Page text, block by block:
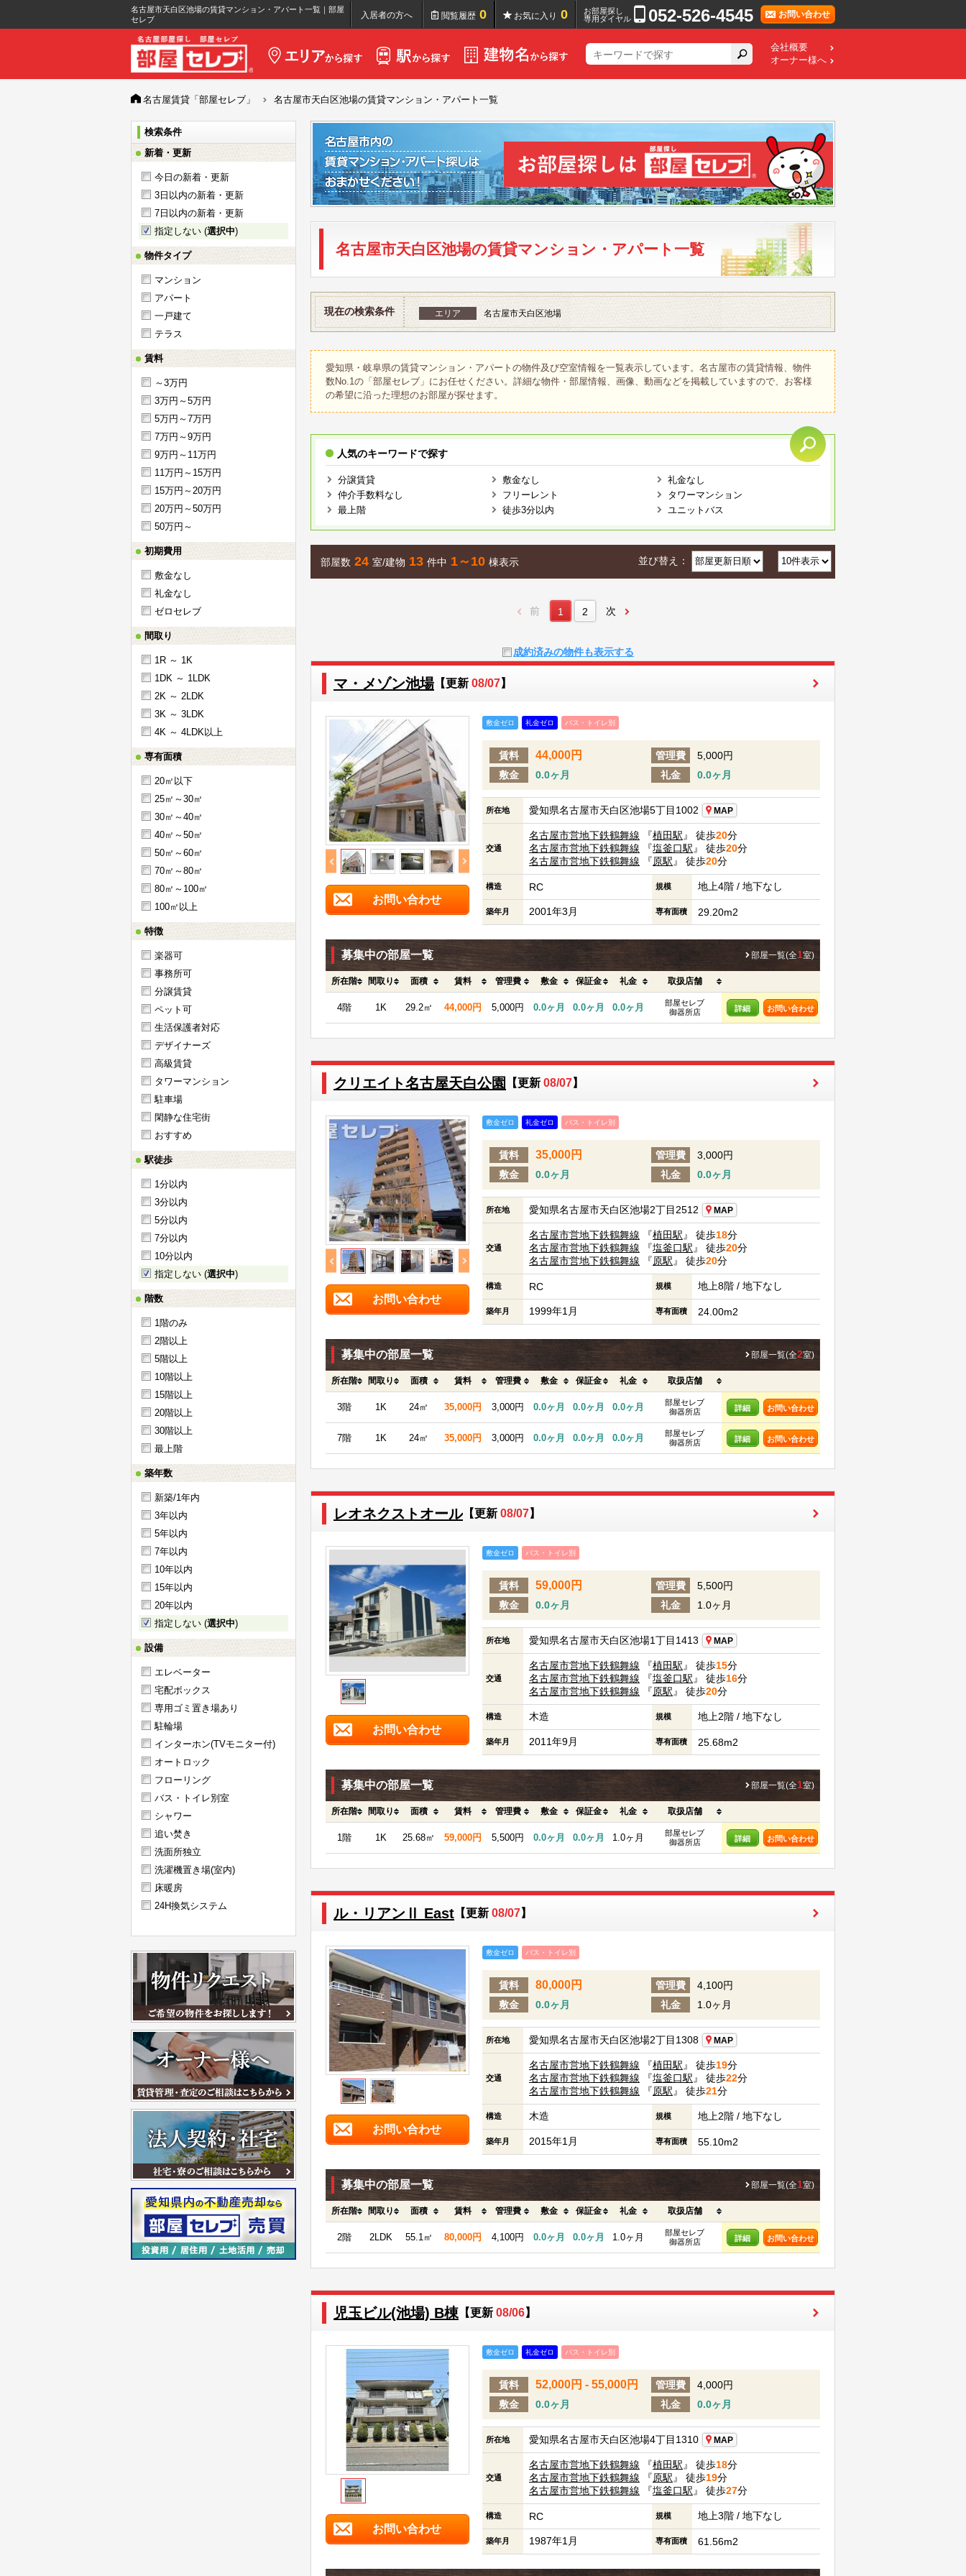
名古屋市天白区池場の賃貸マンション・アパート一覧｜部屋
セレブ
入居者の方へ 閲覧履歴 0 お気に入り 0
お部屋探し
専用ダイヤル
052-526-4545 お問い合わせ
会社概要
オーナー様へ
名古屋賃貸「部屋セレブ」 名古屋市天白区池場の賃貸マンション・アパート一覧
検索条件
新着・更新
今日の新着・更新
3日以内の新着・更新
7日以内の新着・更新
指定しない (選択中)
物件タイプ
マンション
アパート
一戸建て
テラス
賃料
～3万円
3万円～5万円
5万円～7万円
7万円～9万円
9万円～11万円
11万円～15万円
15万円～20万円
20万円～50万円
50万円～
初期費用
敷金なし
礼金なし
ゼロセレブ
間取り
1R ～ 1K
1DK ～ 1LDK
2K ～ 2LDK
3K ～ 3LDK
4K ～ 4LDK以上
専有面積
20㎡以下
25㎡～30㎡
30㎡～40㎡
40㎡～50㎡
50㎡～60㎡
70㎡～80㎡
80㎡～100㎡
100㎡以上
特徴
楽器可
事務所可
分譲賃貸
ペット可
生活保護者対応
デザイナーズ
高級賃貸
タワーマンション
駐車場
閑静な住宅街
おすすめ
駅徒歩
1分以内
3分以内
5分以内
7分以内
10分以内
指定しない (選択中)
階数
1階のみ
2階以上
5階以上
10階以上
15階以上
20階以上
30階以上
最上階
築年数
新築/1年内
3年以内
5年以内
7年以内
10年以内
15年以内
20年以内
指定しない (選択中)
設備
エレベーター
宅配ボックス
専用ゴミ置き場あり
駐輪場
インターホン(TVモニター付)
オートロック
フローリング
バス・トイレ別室
シャワー
追い焚き
洗面所独立
洗濯機置き場(室内)
床暖房
24H換気システム
名古屋市天白区池場の賃貸マンション・アパート一覧
現在の検索条件 エリア 名古屋市天白区池場
愛知県・岐阜県の賃貸マンション・アパートの物件及び空室情報を一覧表示しています。名古屋市の賃貸情報、物件
数No.1の「部屋セレブ」にお任せください。詳細な物件・部屋情報、画像、動画などを掲載していますので、お客様
の希望に沿った理想のお部屋が探せます。
人気のキーワードで探す
分譲賃貸 敷金なし
礼金なし
仲介手数料なし
フリーレント
タワーマンション
最上階
徒歩3分以内 ユニットバス
部屋数 24 室/建物 13 件中 1～10 棟表示 並び替え：
前 1 2 次
成約済みの物件も表示する
マ・メゾン池場 【更新 08/07】
お問い合わせ
敷金ゼロ 礼金ゼロ バス・トイレ別
賃料 44,000円 管理費
5,000円
敷金
0.0ヶ月 礼金 0.0ヶ月
所在地 愛知県名古屋市天白区池場5丁目1002 MAP
交通
名古屋市営地下鉄鶴舞線 『植田駅 』 徒歩20分
名古屋市営地下鉄鶴舞線 『塩釜口駅 』 徒歩20分
名古屋市営地下鉄鶴舞線 『原駅 』 徒歩20分
構造 RC 規模 地上4階 / 地下なし
築年月 2001年3月 専有面積 29.20m2
募集中の部屋一覧 部屋一覧(全1室)
所在階 間取り 面積 賃料 管理費 敷金 保証金 礼金 取扱店舗
4階 1K 29.2㎡ 44,000円 5,000円 0.0ヶ月 0.0ヶ月 0.0ヶ月
部屋セレブ
御器所店
詳細 お問い合わせ
クリエイト名古屋天白公園 【更新 08/07】
お問い合わせ
敷金ゼロ 礼金ゼロ バス・トイレ別
賃料 35,000円 管理費
3,000円
敷金
0.0ヶ月 礼金 0.0ヶ月
所在地 愛知県名古屋市天白区池場2丁目2512 MAP
交通
名古屋市営地下鉄鶴舞線 『植田駅 』 徒歩18分
名古屋市営地下鉄鶴舞線 『塩釜口駅 』 徒歩20分
名古屋市営地下鉄鶴舞線 『原駅 』 徒歩20分
構造 RC 規模 地上8階 / 地下なし
築年月 1999年1月 専有面積 24.00m2
募集中の部屋一覧 部屋一覧(全2室)
所在階 間取り 面積 賃料 管理費 敷金 保証金 礼金 取扱店舗
3階 1K 24㎡ 35,000円 3,000円 0.0ヶ月 0.0ヶ月 0.0ヶ月
部屋セレブ
御器所店
詳細 お問い合わせ
7階 1K 24㎡ 35,000円 3,000円 0.0ヶ月 0.0ヶ月 0.0ヶ月
部屋セレブ
御器所店
詳細 お問い合わせ
レオネクストオール 【更新 08/07】
お問い合わせ
敷金ゼロ バス・トイレ別
賃料 59,000円 管理費
5,500円
敷金
0.0ヶ月 礼金 1.0ヶ月
所在地 愛知県名古屋市天白区池場1丁目1413 MAP
交通
名古屋市営地下鉄鶴舞線 『植田駅 』 徒歩15分
名古屋市営地下鉄鶴舞線 『塩釜口駅 』 徒歩16分
名古屋市営地下鉄鶴舞線 『原駅 』 徒歩20分
構造 木造 規模 地上2階 / 地下なし
築年月 2011年9月 専有面積 25.68m2
募集中の部屋一覧 部屋一覧(全1室)
所在階 間取り 面積 賃料 管理費 敷金 保証金 礼金 取扱店舗
1階 1K 25.68㎡ 59,000円 5,500円 0.0ヶ月 0.0ヶ月 1.0ヶ月
部屋セレブ
御器所店
詳細 お問い合わせ
ル・リアンⅡ East 【更新 08/07】
お問い合わせ
敷金ゼロ バス・トイレ別
賃料 80,000円 管理費
4,100円
敷金
0.0ヶ月 礼金 1.0ヶ月
所在地 愛知県名古屋市天白区池場2丁目1308 MAP
交通
名古屋市営地下鉄鶴舞線 『植田駅 』 徒歩19分
名古屋市営地下鉄鶴舞線 『塩釜口駅 』 徒歩22分
名古屋市営地下鉄鶴舞線 『原駅 』 徒歩21分
構造 木造 規模 地上2階 / 地下なし
築年月 2015年1月 専有面積 55.10m2
募集中の部屋一覧 部屋一覧(全1室)
所在階 間取り 面積 賃料 管理費 敷金 保証金 礼金 取扱店舗
2階 2LDK 55.1㎡ 80,000円 4,100円 0.0ヶ月 0.0ヶ月 1.0ヶ月
部屋セレブ
御器所店
詳細 お問い合わせ
児玉ビル(池場) B棟 【更新 08/06】
お問い合わせ
敷金ゼロ 礼金ゼロ バス・トイレ別
賃料 52,000円 - 55,000円 管理費
4,000円
敷金
0.0ヶ月 礼金 0.0ヶ月
所在地 愛知県名古屋市天白区池場4丁目1310 MAP
交通
名古屋市営地下鉄鶴舞線 『植田駅 』 徒歩18分
名古屋市営地下鉄鶴舞線 『原駅 』 徒歩19分
名古屋市営地下鉄鶴舞線 『塩釜口駅 』 徒歩27分
構造 RC 規模 地上3階 / 地下なし
築年月 1987年1月 専有面積 61.56m2